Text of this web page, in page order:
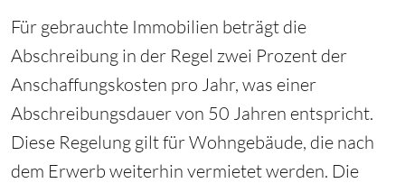
Für gebrauchte Immobilien beträgt die
Abschreibung in der Regel zwei Prozent der
Anschaffungskosten pro Jahr, was einer
Abschreibungsdauer von 50 Jahren entspricht.
Diese Regelung gilt für Wohngebäude, die nach
dem Erwerb weiterhin vermietet werden. Die